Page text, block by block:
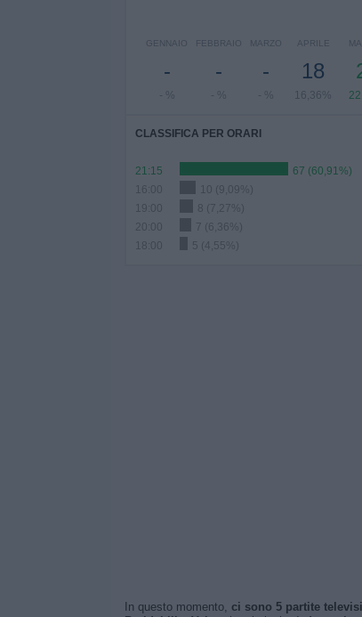
GENNAIO
-
- %
FEBBRAIO
-
- %
MARZO
-
- %
APRILE
18
16,36%
CLASSIFICA PER ORARI
21:15
67 (60,91%)
16:00
10 (9,09%)
19:00
8 (7,27%)
20:00
7 (6,36%)
18:00
5 (4,55%)
In questo momento, ci sono 5 partite